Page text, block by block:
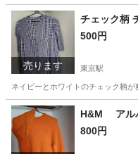
売ります
チェック柄
500円
東京駅
ネイビーとホワイトのチェック柄
東京 渋谷区
H&M アル
800円